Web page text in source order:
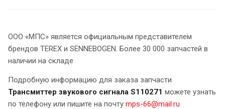
ООО «МПС» является официальным представителем
брендов TEREX и SENNEBOGEN. Более 30 000 запчастей в
наличии на складе
Подробную информацию для заказа запчасти
Трансмиттер звукового сигнала S110271 можете узнать
по телефону или пишите на почту mps-66@mail.ru